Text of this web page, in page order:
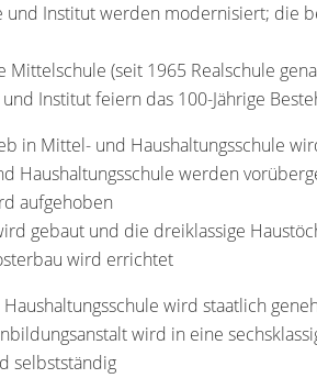
Institut werden modernisiert; die
Mittelschule (seit 1965 Realschule
Institut feiern das 100-Jährige
in Mittel- und Haushaltungsschule
Haushaltungsschule werden
aufgehoben
gebaut und die dreiklassige
wird errichtet
wird staatlich
wird in eine
selbstständig